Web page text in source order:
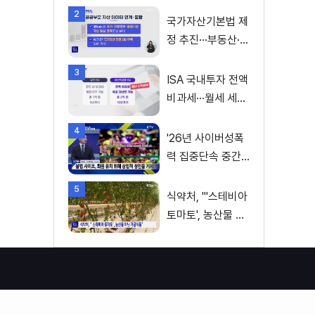
2
국가자산기본법 제
정 추진···부동산·주
3
ISA 국내투자 전액
비과세···월세 세액
4
'26년 사이버성폭
력 집중단속 중간
진계획은?
5
식약처, "'스테비아
토마토', 농산물 아